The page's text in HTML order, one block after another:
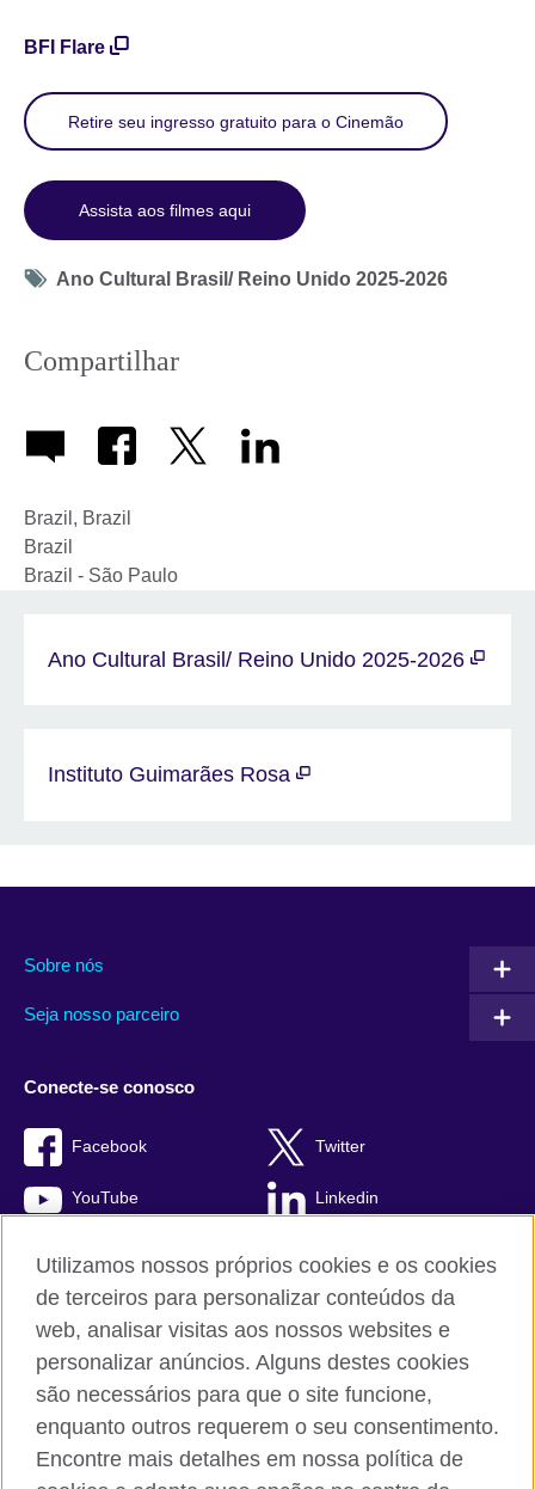
BFI Flare
Retire seu ingresso gratuito para o Cinemão
Assista aos filmes aqui
Tag
Ano Cultural Brasil/ Reino Unido 2025-2026
Compartilhar
Brazil , Brazil
Brazil
Brazil - São Paulo
Ano Cultural Brasil/ Reino Unido 2025-2026
Instituto Guimarães Rosa
Sobre nós
Seja nosso parceiro
Conecte-se conosco
Facebook Twitter
YouTube Linkedin
British Council global
Comentários e reclamações
Política de privacidade e termos de uso
Utilizamos nossos próprios cookies e os cookies
de terceiros para personalizar conteúdos da
web, analisar visitas aos nossos websites e
personalizar anúncios. Alguns destes cookies
são necessários para que o site funcione,
enquanto outros requerem o seu consentimento.
Encontre mais detalhes em nossa política de